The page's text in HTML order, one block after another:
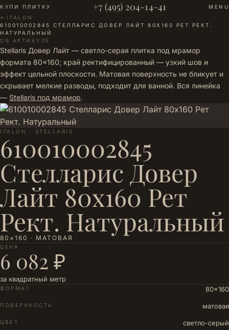
КУПИ ПЛИТКУ +7 (495) 204-14-41
MENU
← ITALON ·
610010002845 СТЕЛЛАРИС ДОВЕР ЛАЙТ 80Х160 РЕТ РЕКТ.
НАТУРАЛЬНЫЙ
ОБ АРТИКУЛЕ
Stellaris Довер Лайт — светло-серая плитка под мрамор
формата 80×160; край ректифицированный — узкий шов и
эффект цельной плоскости. Матовая поверхность не бликует и
скрывает мелкие разводы, подходит для ванной. Вся линейка
— Stellaris под мрамор.
ITALON · STELLARIS
610010002845
Стелларис Довер
Лайт 80х160 Рет
Рект. Натуральный
80×160 · МАТОВАЯ
ЦЕНА
6 082 ₽
за квадратный метр
ФОРМАТ 80×160
ПОВЕРХНОСТЬ матовая
ЦВЕТ светло-серый